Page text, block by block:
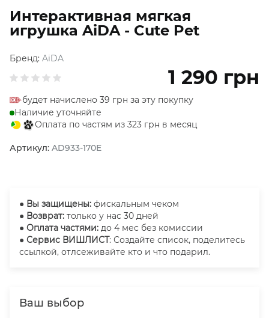
Интерактивная мягкая
игрушка AiDA - Cute Pet
Бренд: AiDA
1 290 грн
будет начислено 39 грн за эту покупку
Наличие уточняйте
Оплата по частям из 323 грн в месяц
Артикул: AD933-170E
● Вы защищены: фискальным чеком
● Возврат: только у нас 30 дней
● Оплата частями: до 4 мес без комиссии
● Сервис ВИШЛИСТ: Создайте список, поделитесь
ссылкой, отлсеживайте кто и что подарил.
Ваш выбор